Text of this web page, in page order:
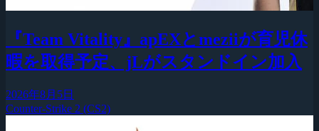
『Team Vitality』apEXとmeziiが育児休
暇を取得予定、jLがスタンドイン加入
2026年8月5日
Counter-Strike 2 (CS2)